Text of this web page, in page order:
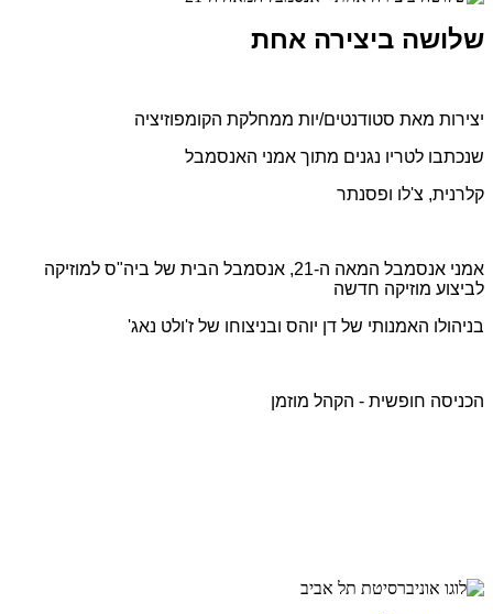
שלושה ביצירה אחת
יצירות מאת סטודנטים/יות ממחלקת הקומפוזיציה
שנכתבו לטריו נגנים מתוך אמני האנסמבל
קלרנית, צ'לו ופסנתר
אמני אנסמבל המאה ה-21, אנסמבל הבית של ביה"ס למוזיקה
לביצוע מוזיקה חדשה
בניהולו האמנותי של דן יוהס ובניצוחו של ז'ולט נאג'
הכניסה חופשית - הקהל מוזמן